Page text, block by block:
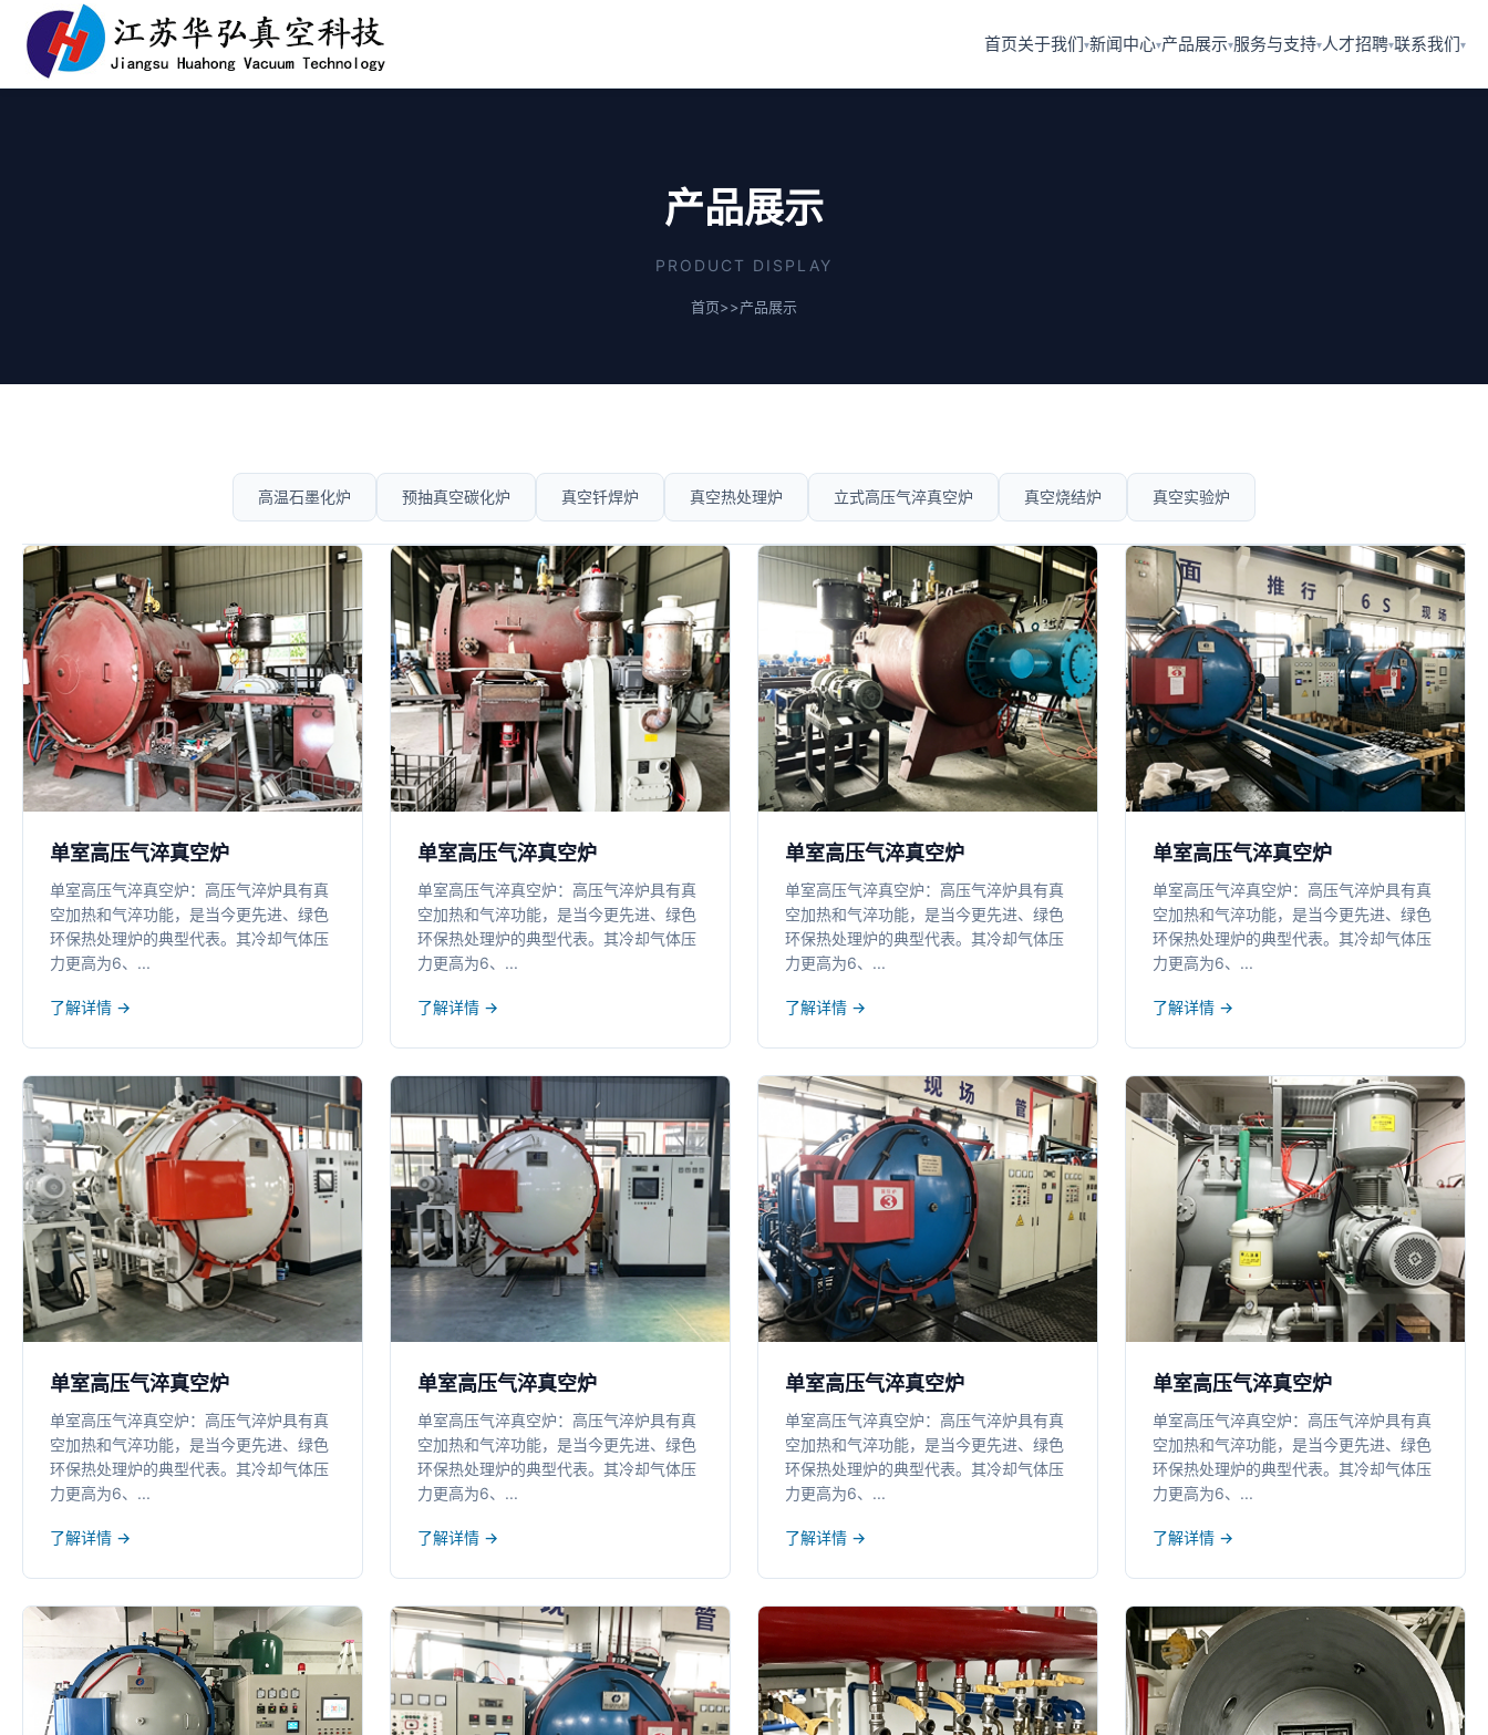
首页关于我们▾新闻中心▾产品展示▾服务与支持▾人才招聘▾联系我们▾
产品展示
PRODUCT DISPLAY
首页>>产品展示
高温石墨化炉 预抽真空碳化炉 真空钎焊炉 真空热处理炉 立式高压气淬真空炉 真空烧结炉 真空实验炉
单室高压气淬真空炉
单室高压气淬真空炉：高压气淬炉具有真
空加热和气淬功能，是当今更先进、绿色
环保热处理炉的典型代表。其冷却气体压
力更高为6、...
了解详情 →
单室高压气淬真空炉
单室高压气淬真空炉：高压气淬炉具有真
空加热和气淬功能，是当今更先进、绿色
环保热处理炉的典型代表。其冷却气体压
力更高为6、...
了解详情 →
单室高压气淬真空炉
单室高压气淬真空炉：高压气淬炉具有真
空加热和气淬功能，是当今更先进、绿色
环保热处理炉的典型代表。其冷却气体压
力更高为6、...
了解详情 →
单室高压气淬真空炉
单室高压气淬真空炉：高压气淬炉具有真
空加热和气淬功能，是当今更先进、绿色
环保热处理炉的典型代表。其冷却气体压
力更高为6、...
了解详情 →
单室高压气淬真空炉
单室高压气淬真空炉：高压气淬炉具有真
空加热和气淬功能，是当今更先进、绿色
环保热处理炉的典型代表。其冷却气体压
力更高为6、...
了解详情 →
单室高压气淬真空炉
单室高压气淬真空炉：高压气淬炉具有真
空加热和气淬功能，是当今更先进、绿色
环保热处理炉的典型代表。其冷却气体压
力更高为6、...
了解详情 →
单室高压气淬真空炉
单室高压气淬真空炉：高压气淬炉具有真
空加热和气淬功能，是当今更先进、绿色
环保热处理炉的典型代表。其冷却气体压
力更高为6、...
了解详情 →
单室高压气淬真空炉
单室高压气淬真空炉：高压气淬炉具有真
空加热和气淬功能，是当今更先进、绿色
环保热处理炉的典型代表。其冷却气体压
力更高为6、...
了解详情 →